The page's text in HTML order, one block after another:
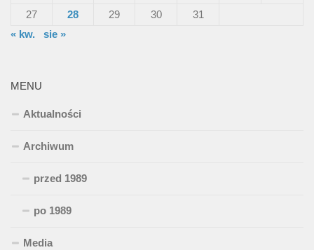
27
28 29 30
31
« kw.
sie »
MENU
Aktualności
Archiwum
przed 1989
po 1989
Media